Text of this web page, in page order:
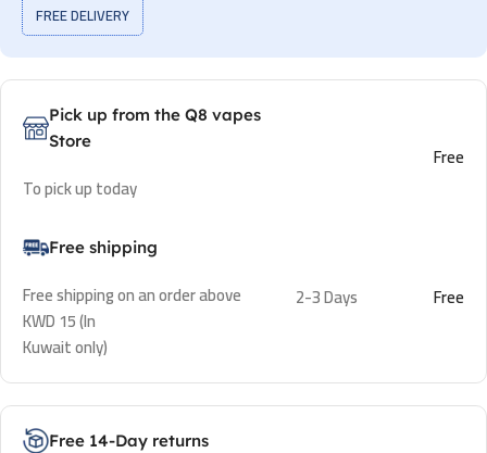
FREE DELIVERY
Pick up from the Q8 vapes
Store
To pick up today
Free
Free shipping
Free shipping on an order above
KWD 15 (In
Kuwait only)
2-3 Days Free
Free 14-Day returns